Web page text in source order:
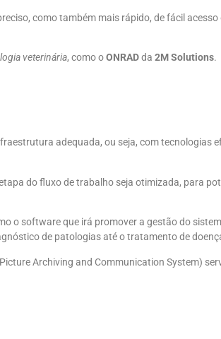
como também mais rápido, de fácil acesso
veterinária, como oONRADda 2M Solutions.
adequada, ou seja, com tecnologias
do fluxo de trabalho seja otimizada, para
o software que irá promover a gestão do
de patologias até o tratamento de
Archiving and Communication System)